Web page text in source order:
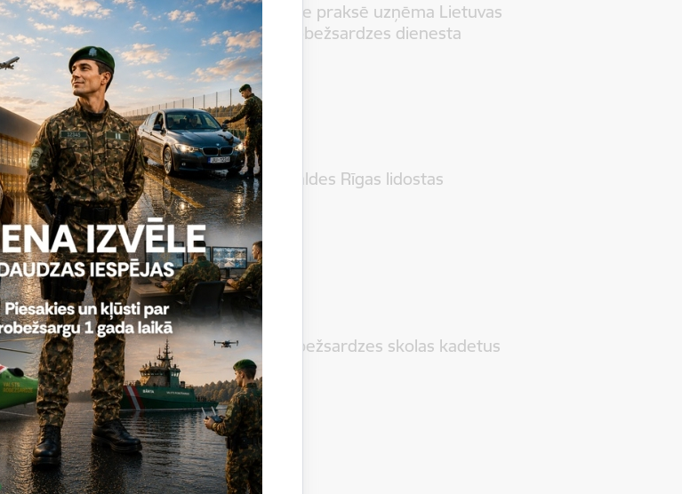
Valsts robežsardzes Daugavpils pārvalde praksē uzņēma Lietuvas
Republikas Iekšlietu ministrijas Valsts robežsardzes dienesta
Robežsardzes skolas kinologus
Skatīt vairāk
Lietuvas kinologu vizīte VRS Rīgas pārvaldes Rīgas lidostas
robežkontroles punktā
Skatīt vairāk
Valsts robežsardze uzņem Lietuvas Robežsardzes skolas kadetus
Skatīt vairāk